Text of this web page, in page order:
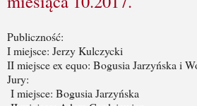
Publiczność:
I miejsce: Jerzy Kulczycki
II miejsce ex equo: Bogusia Jarzyńska i
Jury:
I miejsce: Bogusia Jarzyńska